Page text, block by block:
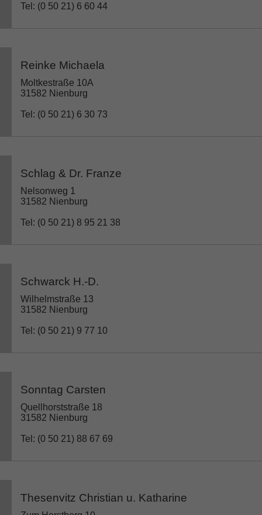
Tel: (0 50 21) 6 60 44
Reinke Michaela
Moltkestraße 10A
31582 Nienburg
Tel: (0 50 21) 6 30 73
Schlag & Dr. Franze
Nelsonweg 1
31582 Nienburg
Tel: (0 50 21) 8 95 21 38
Schwarck H.-D.
Wilhelmstraße 13
31582 Nienburg
Tel: (0 50 21) 9 77 10
Sonntag Carsten
Quellhorststraße 18
31582 Nienburg
Tel: (0 50 21) 88 67 69
Thesenvitz Christian u. Katharine